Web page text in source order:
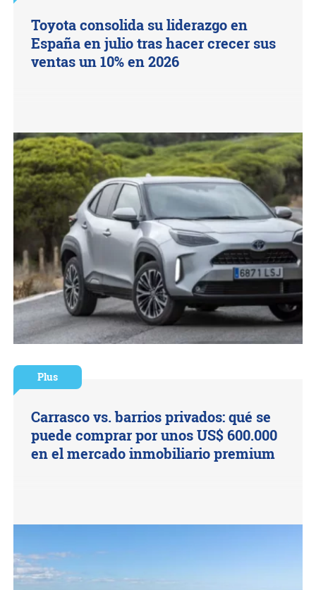
Toyota consolida su liderazgo en
España en julio tras hacer crecer sus
ventas un 10% en 2026
Plus
Carrasco vs. barrios privados: qué se
puede comprar por unos US$ 600.000
en el mercado inmobiliario premium